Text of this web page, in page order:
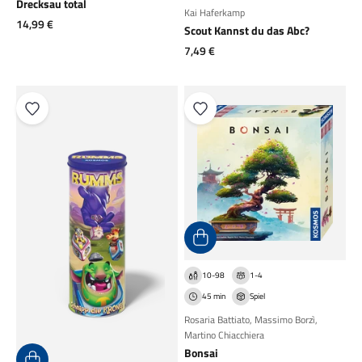
Drecksau total
Angebot
14,99 €
Kai Haferkamp
Scout Kannst du das Abc?
Angebot
7,49 €
10-98
1-4
45 min
Spiel
Rosaria Battiato, Massimo Borzì,
Martino Chiacchiera
Bonsai